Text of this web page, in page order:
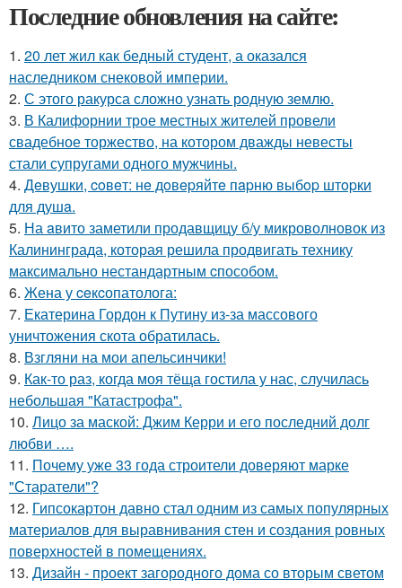
Последние обновления на сайте:
1. 20 лет жил как бедный студент, а оказался
наследником снековой империи.
2. С этого ракурса сложно узнать родную землю.
3. В Калифорнии трое местных жителей провели
свадебное торжество, на котором дважды невесты
стали супругами одного мужчины.
4. Дeвушки, coвeт: нe дoвepяйтe пapню выбop штopки
для душa.
5. На aвито заметили продавщицу б/у микроволновок из
Калининграда, которая решила продвигать технику
максимально нестандартным cпособом.
6. Жена у ceкcопатолога:
7. Екатерина Гордон к Путину из-за массового
уничтожения скота обратилась.
8. Взгляни на мои апельсинчики!
9. Как-то раз, когда моя тёща гостила у нас, случилась
небольшая "Катастрофа".
10. Лицо за маской: Джим Керри и его последний долг
любви ….
11. Почему уже 33 года строители доверяют марке
"Старатели"?
12. Гипсокартон давно стал одним из самых популярных
материалов для выравнивания стен и создания ровных
поверхностей в помещениях.
13. Дизайн - проект загородного дома со вторым светом